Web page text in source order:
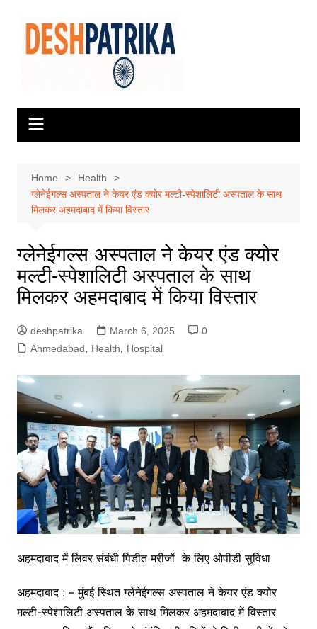
content
Home
Health
ग्लेनेईगल्स अस्पताल ने केयर एंड क्योर मल्टी-स्पेशालिटी अस्पताल के साथ
मिलकर अहमदाबाद में किया विस्तार
ग्लेनेईगल्स अस्पताल ने केयर एंड क्योर
मल्टी-स्पेशालिटी अस्पताल के साथ
मिलकर अहमदाबाद में किया विस्तार
deshpatrika March 6, 2025
0
Ahmedabad
Health Hospital
अहमदाबाद में लिवर संबंधी पिडीत मरीजों के लिए ओपीडी सुविधा
अहमदाबाद : – मुंबई स्थित ग्लेनेईगल्स अस्पताल ने केयर एंड क्योर
मल्टी-स्पेशालिटी अस्पताल के साथ मिलकर अहमदाबाद में विस्तार